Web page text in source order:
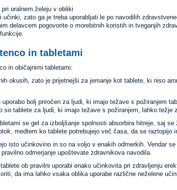
oralnem želeju v obliki
zato ga je treba uporabljati le po navodilih
delavcem pogovorite o morebitnih koristih in tveganjih
in tabletami
in običajnimi tabletami:
okusih, zato je prijetnejši za jemanje kot tablete, ki niso
bolj priročen za ljudi, ki imajo težave s požiranjem
tablete za ljudi, ki imajo težave s požiranjem, lahko težje
se gel za izboljšanje spolnosti absorbira hitreje, saj se
medtem ko tablete potrebujejo več časa, da se raztopijo
isto učinkovino in so na voljo v enakih odmerkih. Vendar se
odmerjanje upoštevate zdravnikova navodila.
ob pravilni uporabi enako učinkovita pri zdravljenju
da ima lahko vsaka oblika uporabe različne neželene